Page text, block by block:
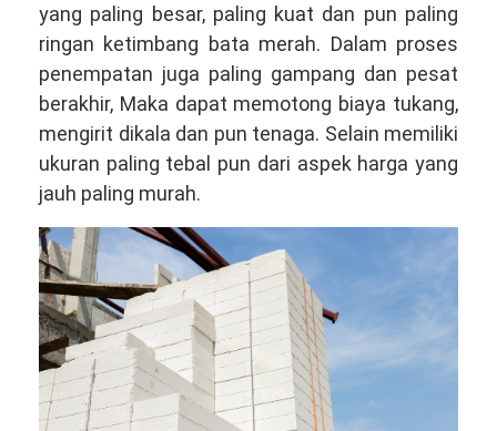
yang paling besar, paling kuat dan pun paling
ringan ketimbang bata merah. Dalam proses
penempatan juga paling gampang dan pesat
berakhir, Maka dapat memotong biaya tukang,
mengirit dikala dan pun tenaga. Selain memiliki
ukuran paling tebal pun dari aspek harga yang
jauh paling murah.